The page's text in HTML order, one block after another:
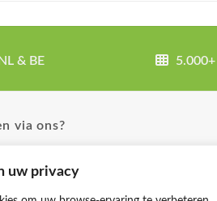
uw privacy
& BE
via ons?
omschrijvingen